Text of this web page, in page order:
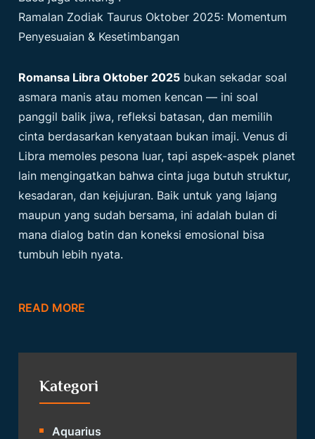
Ramalan Zodiak Taurus Oktober 2025: Momentum
Penyesuaian & Kesetimbangan
Romansa Libra Oktober 2025 bukan sekadar soal
asmara manis atau momen kencan — ini soal
panggil balik jiwa, refleksi batasan, dan memilih
cinta berdasarkan kenyataan bukan imaji. Venus di
Libra memoles pesona luar, tapi aspek-aspek planet
lain mengingatkan bahwa cinta juga butuh struktur,
kesadaran, dan kejujuran. Baik untuk yang lajang
maupun yang sudah bersama, ini adalah bulan di
mana dialog batin dan koneksi emosional bisa
tumbuh lebih nyata.
READ MORE
Kategori
Aquarius